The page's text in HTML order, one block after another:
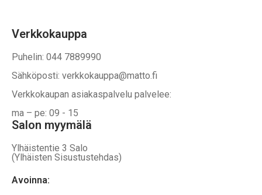
Verkkokauppa
Puhelin: 044 7889990
Sähköposti: verkkokauppa@matto.fi
Verkkokaupan asiakaspalvelu palvelee:
ma – pe: 09 - 15
Salon myymälä
Ylhäistentie 3 Salo
(Ylhäisten Sisustustehdas)
Avoinna: